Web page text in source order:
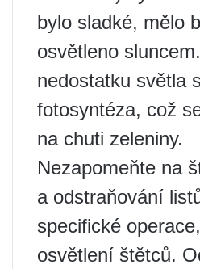
bylo sladké, mělo
osvětleno
nedostatku světla
fotosyntéza, což
na chuti zeleniny.
Nezapomeňte na
a odstraňování
specifické
osvětlení štětců.